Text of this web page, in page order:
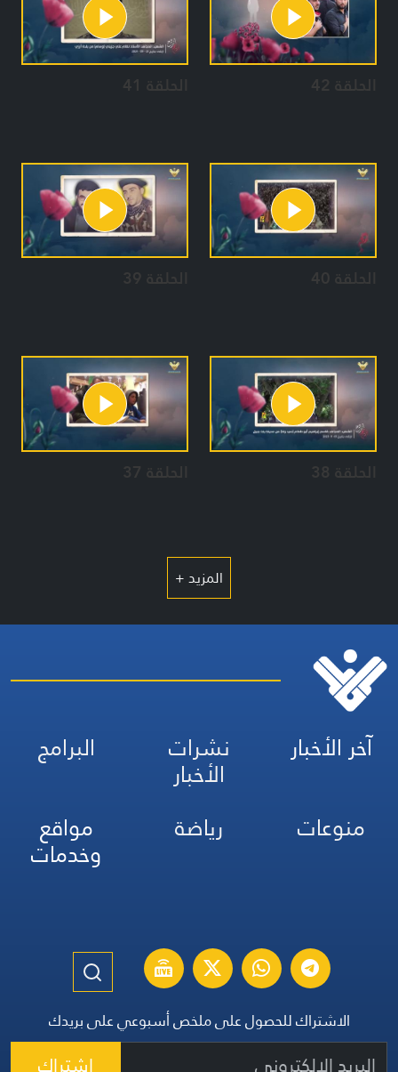
الحلقة 42 الحلقة 41
الحلقة 40 الحلقة 39
الحلقة 38 الحلقة 37
المزيد +
آخر الأخبار نشرات
الأخبار
البرامج
منوعات
رياضة مواقع
وخدمات
الاشتراك للحصول على ملخص أسبوعي على بريدك